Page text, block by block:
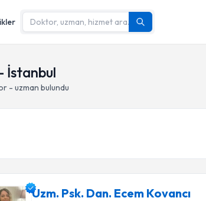
İstanbul
- uzman bulundu
Uzm. Psk. Dan. Ecem Kovancı